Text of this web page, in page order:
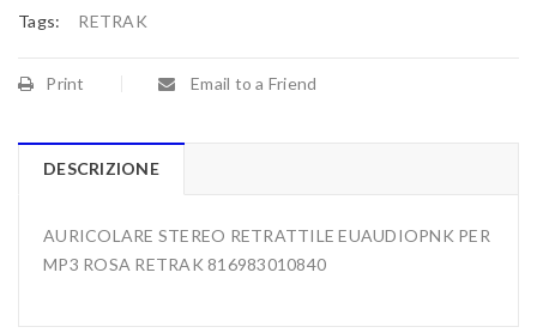
Tags: RETRAK
Print Email to a Friend
DESCRIZIONE
AURICOLARE STEREO RETRATTILE EUAUDIOPNK PER
MP3 ROSA RETRAK 816983010840